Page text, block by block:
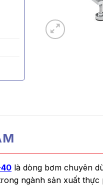
40 là dòng bơm chuyên
ngành sản xuất